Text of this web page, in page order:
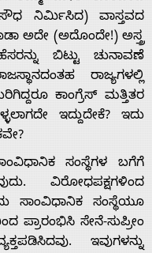
ಸೌಧ ನಿರ್ಮಿಸಿದ) ವಾಸ್ತವದ
ಅದೇ (ಅದೊಂದೇ!) ಅಸ್ತ್ರ
ಬಿಟ್ಟು ಚುನಾವಣೆ
ರಾಜ್ಯಗಳಲ್ಲಿ
ಕಾಂಗ್ರೆಸ್ ಮತ್ತಿತರ
ಇದ್ದುದೇಕೆ? ಇದು
ಸಂಸ್ಥೆಗಳ ಬಗೆಗೆ
ವಿರೋಧಪಕ್ಷಗಳಿಂದ
ಸಾಂವಿಧಾನಿಕ ಸಂಸ್ಥೆಯೂ
ಸೇನೆ-ಸುಪ್ರೀಂ
ಇವುಗಳನ್ನು